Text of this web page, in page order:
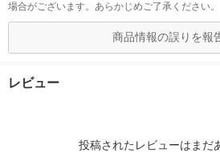
場合がございます。あらかじめご了承ください。
商品情報の誤りを報
レビュー
投稿されたレビューはまだ